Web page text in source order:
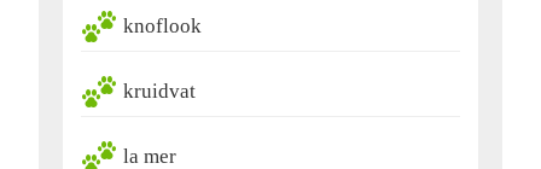
knoflook
kruidvat
la mer